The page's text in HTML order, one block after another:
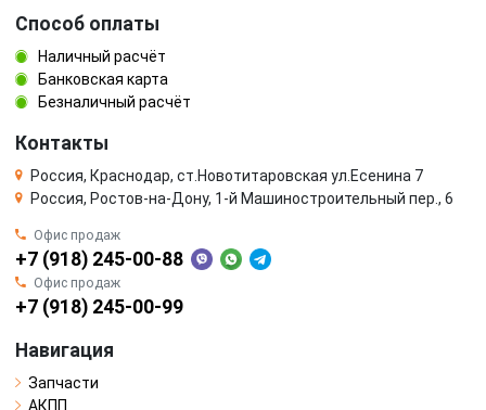
Способ оплаты
Наличный расчёт
Банковская карта
Безналичный расчёт
Контакты
Россия, Краснодар, ст.Новотитаровская ул.Есенина 7
Россия, Ростов-на-Дону, 1-й Машиностроительный пер., 6
Офис продаж
+7 (918) 245-00-88
Офис продаж
+7 (918) 245-00-99
Навигация
Запчасти
АКПП